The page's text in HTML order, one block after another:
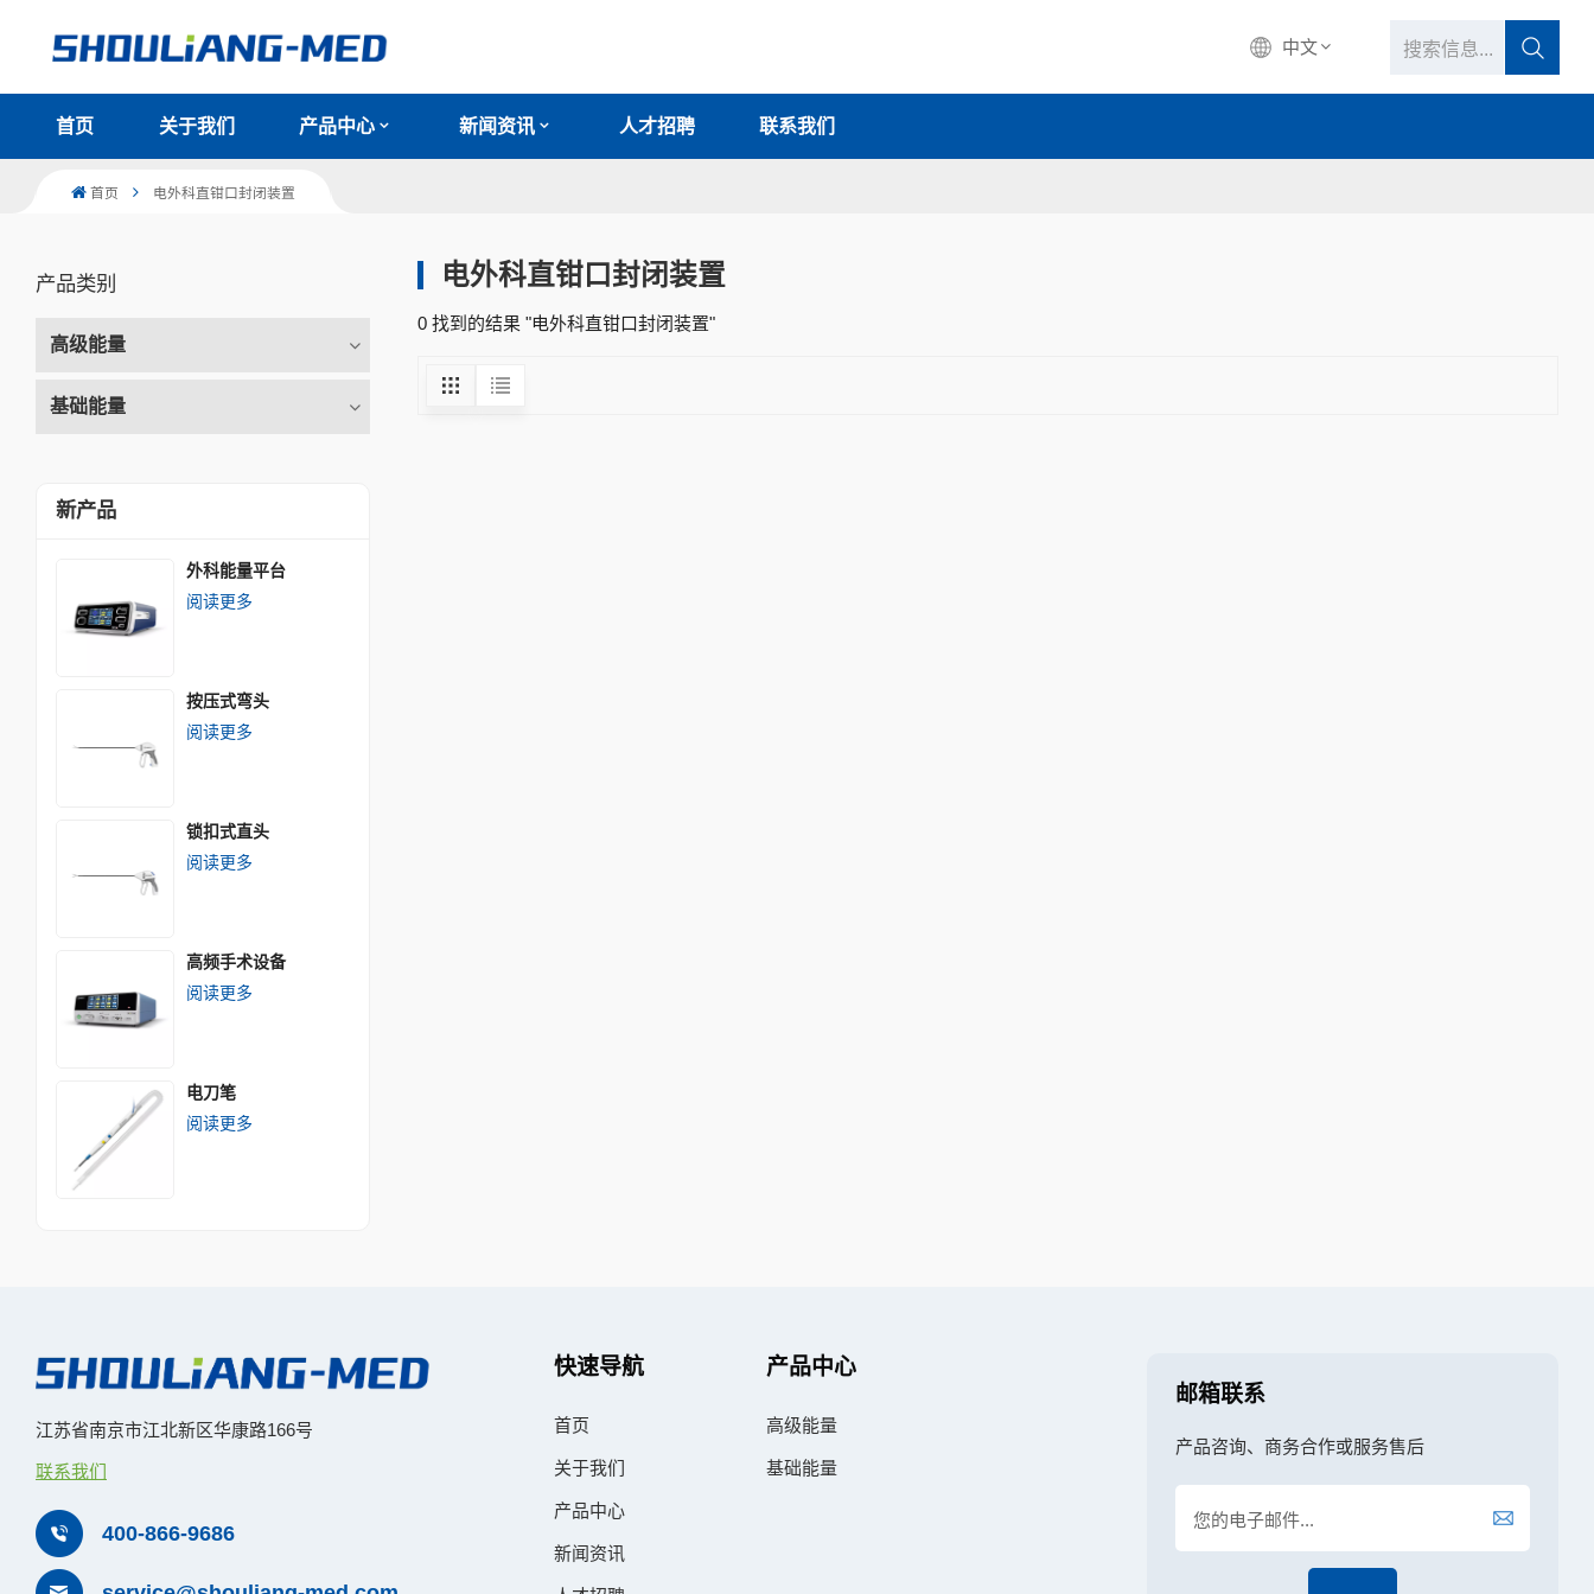
中文
中文
首页 关于我们 产品中心 新闻资讯 人才招聘 联系我们
首页 电外科直钳口封闭装置
产品类别
高级能量
基础能量
新产品
外科能量平台
阅读更多
按压式弯头
阅读更多
锁扣式直头
阅读更多
高频手术设备
阅读更多
电刀笔
阅读更多
电外科直钳口封闭装置
0 找到的结果 "电外科直钳口封闭装置"
江苏省南京市江北新区华康路166号
联系我们
400-866-9686
快速导航
首页
关于我们
产品中心
新闻资讯
产品中心
高级能量
基础能量
邮箱联系
产品咨询、商务合作或服务售后